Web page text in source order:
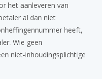
het aanleveren van
al dan niet
heeft,
Wie geen
niet-inhoudingsplichtige